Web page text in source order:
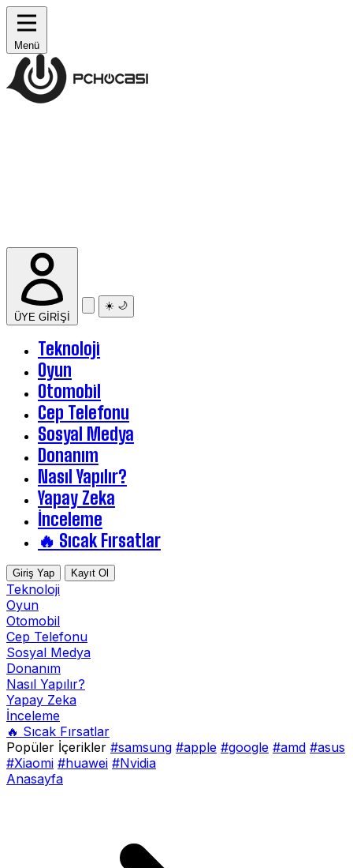
Menü
ÜYE GİRİŞİ
☀️ 🌙
Teknoloji
Oyun
Otomobil
Cep Telefonu
Sosyal Medya
Donanım
Nasıl Yapılır?
Yapay Zeka
İnceleme
🔥 Sıcak Fırsatlar
Giriş Yap Kayıt Ol
Teknoloji
Oyun
Otomobil
Cep Telefonu
Sosyal Medya
Donanım
Nasıl Yapılır?
Yapay Zeka
İnceleme
🔥 Sıcak Fırsatlar
Popüler İçerikler #samsung #apple #google #amd #asus
#Xiaomi #huawei #Nvidia
Anasayfa